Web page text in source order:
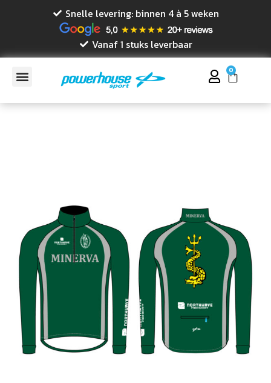
Snelle levering: binnen 4 à 5 weken
Vanaf 1 stuks leverbaar
0